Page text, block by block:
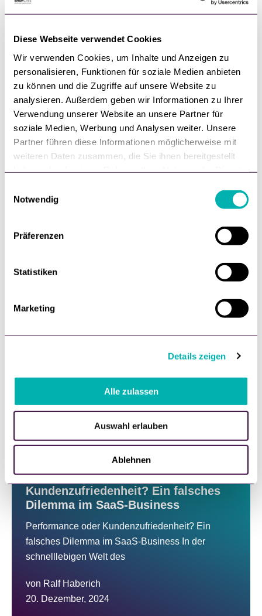
Diese Webseite verwendet Cookies
Wir verwenden Cookies, um Inhalte und Anzeigen zu
personalisieren, Funktionen für soziale Medien anbieten
zu können und die Zugriffe auf unsere Website zu
analysieren. Außerdem geben wir Informationen zu Ihrer
Verwendung unserer Website an unsere Partner für
soziale Medien, Werbung und Analysen weiter. Unsere
Partner führen diese Informationen möglicherweise mit
weiteren Daten zusammen, die Sie ihnen bereitgestellt
Notwendig
Präferenzen
Statistiken
Marketing
Details zeigen
Alle zulassen
Auswahl erlauben
Ablehnen
Digitalisierung, Shopgate
Shopgate als "Leading Contender"
Shopgate named a "Leading Contender" in Mobile
e-CommerceSo oder so ähnlich sollte die
Erfahrungsbericht, Zukunft, Digitalisierung,
Performance oder
Kundenzufriedenheit? Ein falsches
Dilemma im SaaS-Business
Performance oder Kundenzufriedenheit? Ein
falsches Dilemma im SaaS-Business In der
schnelllebigen Welt des
von Ralf Haberich
20. Dezember, 2024